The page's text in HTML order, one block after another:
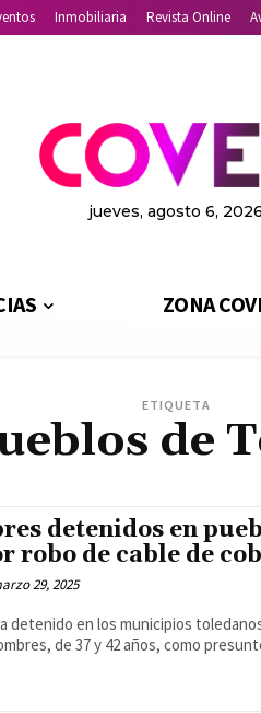
Inmobiliaria Revista Online
jueves, agosto 6, 2026
ZONA
ETIQUETA
de
detenidos en
robo de cable de
29, 2025
detenido en los municipios
de 37 y 42 años, como